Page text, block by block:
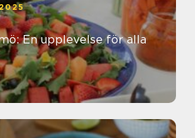
En upplevelse för alla